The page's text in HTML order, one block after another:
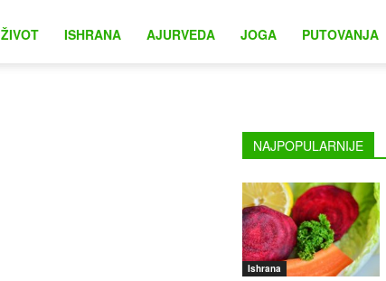
ŽIVOT ISHRANA AJURVEDA JOGA PUTOVANJA
NAJPOPULARNIJE
Ishrana